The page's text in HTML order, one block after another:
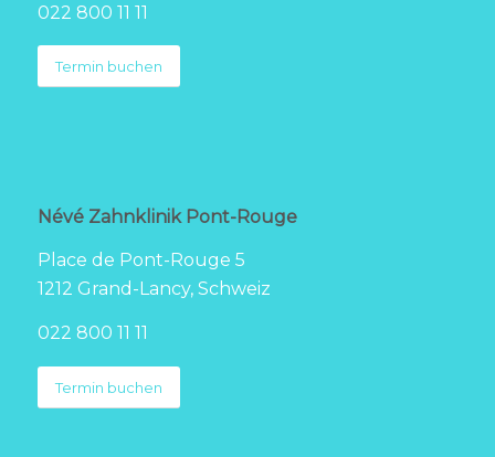
022 800 11 11
Termin buchen
Névé Zahnklinik Pont-Rouge
Place de Pont-Rouge 5
1212 Grand-Lancy, Schweiz
022 800 11 11
Termin buchen